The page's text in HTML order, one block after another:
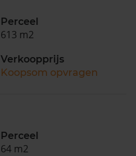
Perceel
613 m2
Verkoopprijs
Koopsom opvragen
Perceel
64 m2